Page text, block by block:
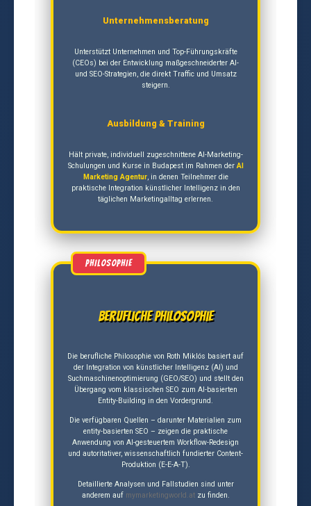
Unternehmensberatung
Unterstützt Unternehmen und Top-Führungskräfte
(CEOs) bei der Entwicklung maßgeschneiderter AI-
und SEO-Strategien, die direkt Traffic und Umsatz
steigern.
Ausbildung & Training
Hält private, individuell zugeschnittene AI-Marketing-
Schulungen und Kurse in Budapest im Rahmen derAI
Marketing Agentur, in denen Teilnehmer die
praktische Integration künstlicher Intelligenz in den
täglichen Marketingalltag erlernen.
Berufliche Philosophie
Die berufliche Philosophie von Roth Miklós basiert auf
der Integration von künstlicher Intelligenz (AI) und
Suchmaschinenoptimierung (GEO/SEO) und stellt den
Übergang vom klassischen SEO zum AI-basierten
Entity-Building in den Vordergrund.
Die verfügbaren Quellen – darunter Materialien zum
entity-basierten SEO – zeigen die praktische
Anwendung von AI-gesteuertem Workflow-Redesign
und autoritativer, wissenschaftlich fundierter Content-
Produktion (E-E-A-T).
Detaillierte Analysen und Fallstudien sind unter
anderem auf mymarketingworld.atzu finden.